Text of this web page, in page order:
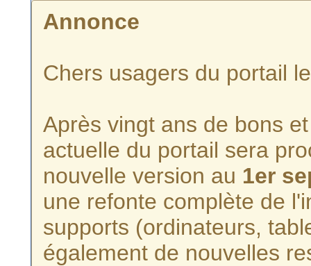
Annonce
Chers usagers du portail
Après vingt ans de bons
actuelle du portail sera
nouvelle version au 1er
une refonte complète de
supports (ordinateurs,
également de nouvelles